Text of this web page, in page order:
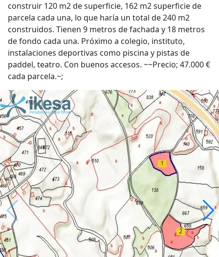
construir 120 m2 de superficie, 162 m2 superficie de
parcela cada una, lo que haría un total de 240 m2
construidos. Tienen 9 metros de fachada y 18 metros
de fondo cada una. Próximo a colegio, instituto,
instalaciones deportivas como piscina y pistas de
paddel, teatro. Con buenos accesos. ~~Precio; 47.000 €
cada parcela.~;